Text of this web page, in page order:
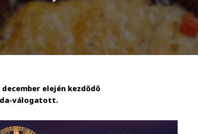
elején kezdődő
válogatott.